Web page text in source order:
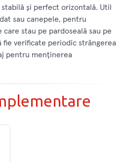
şi perfect orizontală. Util
sau canepele, pentru
stau pe pardoseală sau pe
fie verificate periodic strângerea
pentru menținerea